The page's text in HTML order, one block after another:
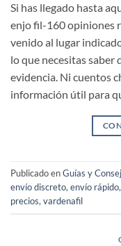
Si has llegado hasta
enjo fil-160 opiniones
venido al lugar
lo que necesitas saber
evidencia. Ni cuentos
información útil para
Publicado enGuías y
envío discreto,envío rápido,
precios,vardenafil